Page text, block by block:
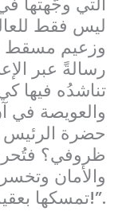
ليس فقط
وزعيم مسقط
رسالةً عبر
تناشدُه فيها
والعويصة في
حضرة
ظروفي؟
والأمان
تمسكها بعقيدة تؤمن بها؟!”.